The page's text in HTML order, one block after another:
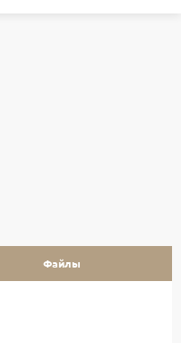
Файлы